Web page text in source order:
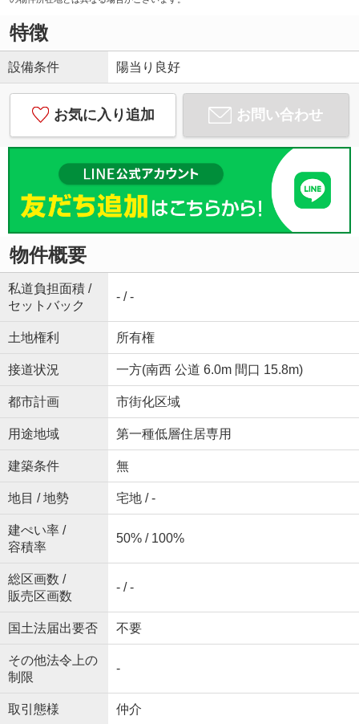
特徴
設備条件 陽当り良好
お気に入り追加 お問い合わせ
物件概要
私道負担面積 /
セットバック
- / -
土地権利 所有権
接道状況 一方(南西 公道 6.0m 間口 15.8m)
都市計画 市街化区域
用途地域 第一種低層住居専用
建築条件 無
地目 / 地勢 宅地 / -
建ぺい率 /
容積率
50% / 100%
総区画数 /
販売区画数
- / -
国土法届出要否 不要
その他法令上の
制限
-
取引態様 仲介